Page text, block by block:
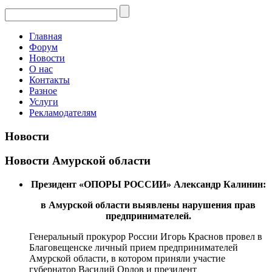
Главная
Форум
Новости
О нас
Контакты
Разное
Услуги
Рекламодателям
Новости
Новости Амурской области
Президент «ОПОРЫ РОССИИ» Александр Калинин:
в Амурской области выявлены нарушения прав
предпринимателей.
Генеральный прокурор России Игорь Краснов провел в
Благовещенске личный прием предпринимателей
Амурской области, в котором приняли участие
губернатор Василий Орлов и президент